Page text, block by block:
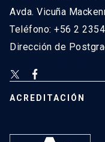
Avda. Vicuña
Teléfono: +56 2
Dirección de
ACREDITACIÓN